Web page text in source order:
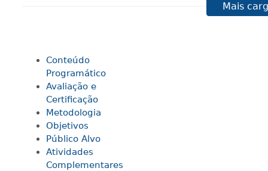
140 H 18
160 H 20dias
180 H 23dias
Mais
Conteúdo
Programático
Avaliação e
Certificação
Metodologia
Objetivos
Público Alvo
Atividades
Complementares